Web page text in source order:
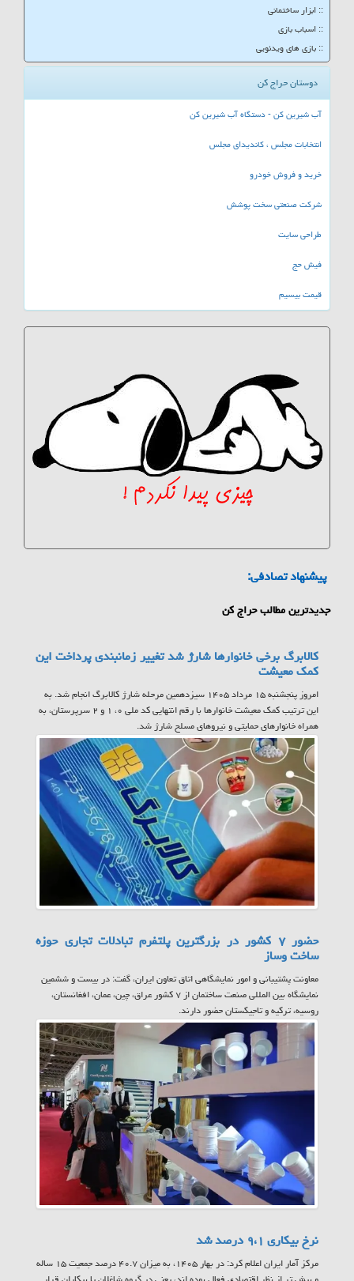
:: ابزار ساختمانی
:: اسباب بازی
:: بازی های ویدئویی
دوستان حراج کن
آب شیرین کن - دستگاه آب شیرین کن
انتخابات مجلس ، کاندیدای مجلس
خرید و فروش خودرو
شرکت صنعتی سخت پوشش
طراحی سایت
فیش حج
قیمت بیسیم
پیشنهاد تصادفی:
جدیدترین مطالب حراج کن
کالابرگ برخی خانوارها شارژ شد تغییر زمانبندی پرداخت این
کمک معیشت
امروز پنجشنبه ۱۵ مرداد ۱۴۰۵ سیزدهمین مرحله شارژ کالابرگ انجام شد. به
این ترتیب کمک معیشت خانوارها با رقم انتهایی کد ملی ۰، ۱ و ۲ سرپرستان، به
همراه خانوارهای حمایتی و نیروهای مسلح شارژ شد.
حضور ۷ کشور در بزرگترین پلتفرم تبادلات تجاری حوزه
ساخت وساز
معاونت پشتیبانی و امور نمایشگاهی اتاق تعاون ایران، گفت: در بیست و ششمین
نمایشگاه بین المللی صنعت ساختمان از ۷ کشور عراق، چین، عمان، افغانستان،
روسیه، ترکیه و تاجیکستان حضور دارند.
نرخ بیکاری ۹،۱ درصد شد
مرکز آمار ایران اعلام کرد: در بهار ۱۴۰۵، به میزان ۴۰.۷ درصد جمعیت ۱۵ ساله